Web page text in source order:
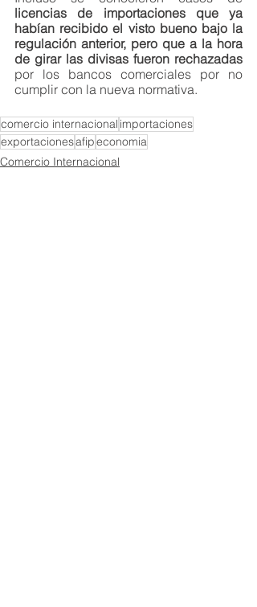
licencias de importaciones que ya
habían recibido el visto bueno bajo la
regulación anterior, pero que a la hora
por los bancos comerciales por no
cumplir con la nueva normativa.
comercio internacional importaciones
exportacionesafipeconomia
Comercio Internacional